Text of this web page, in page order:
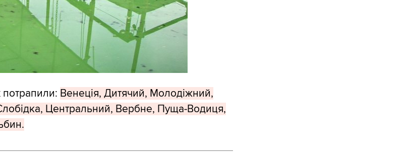
Венеція, Дитячий, Молодіжний,
Центральний, Вербне, Пуща-Водиця,